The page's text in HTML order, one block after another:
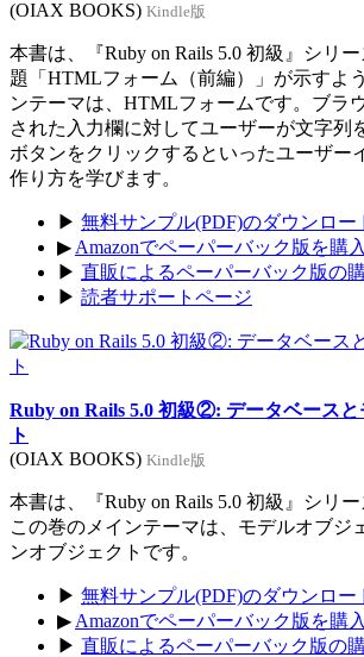
(OIAX BOOKS) Kindle版
本書は、『Ruby on Rails 5.0 初級』シリ
題「HTMLフォーム（前編）」が示すよ
ンテーマは、HTMLフォームです。ブラ
された入力欄に対してユーザーが文字列
ボタンをクリックするといったユーザー
作り方を学びます。
▶ 無料サンプル(PDF)のダウンロー
▶ Amazonでペーパーバック版を購入
▶ 直販によるペーパーバック版の
▶ 読者サポートページ
Ruby on Rails 5.0 初級②: データベースと
ト
(OIAX BOOKS) Kindle版
本書は、『Ruby on Rails 5.0 初級』シリー
この巻のメインテーマは、モデルオブジ
ンオブジェクトです。
▶ 無料サンプル(PDF)のダウンロー
▶ Amazonでペーパーバック版を購入
▶ 直販によるペーパーバック版の